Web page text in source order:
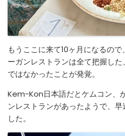
もうここに来て10ヶ月になるの
ーガンレストランは全て把握し
ではなかったことが発覚。
Kem-Kon日本語だとケムコン、
ンレストランがあったようで、
した。